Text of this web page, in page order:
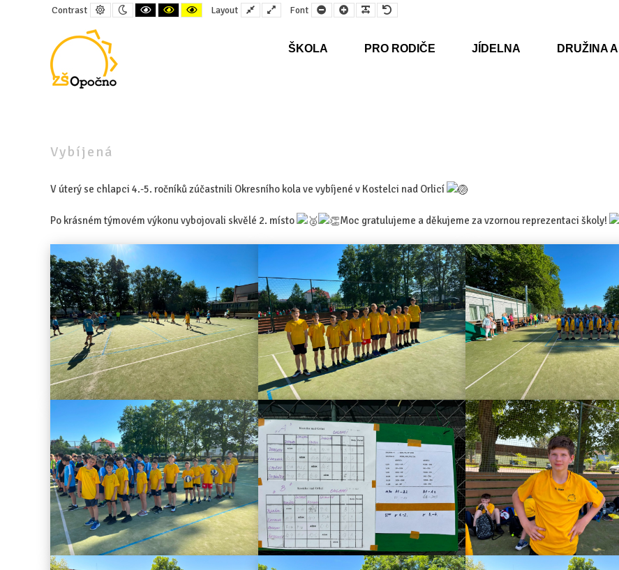
Contrast Default
contrast
Night
contrast
Black
and
Black
and
Yellow
and
Layout Fixed
layout
Wide
layout
Font Smaller
Font
Larger
Font
Readable
Font
Default
Font
ŠKOLA PRO RODIČE JÍDELNA DRUŽINA
Vybíjená
V úterý se chlapci 4.-5. ročníků zúčastnili Okresního kola ve vybíjené v Kostelci nad Orlicí
Po krásném týmovém výkonu vybojovali skvělé 2. místo Moc gratulujeme a děkujeme za vzornou reprezentaci školy!
Otevření 1.
Školní exkurze